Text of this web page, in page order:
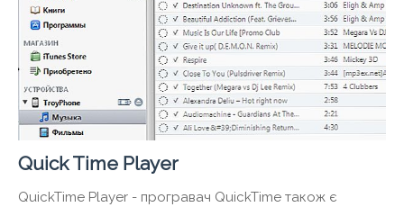
Quick Time Player
QuickTime Player - програвач QuickTime також є